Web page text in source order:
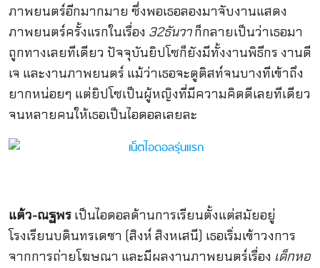
ภาพยนตร์อีกมากมาย ซึ่งพอเธอลองมาจับงานแสดง
ภาพยนตร์ครั้งแรกในเรื่อง 32ธันวาก็กลายเป็นว่าเธอมา
ถูกทางเลยทีเดียว ปัจจุบันยิปโซก็ยังมีทั้งงานพิธีกร งานดี
เจ และงานภาพยนตร์ แม้ว่าเธอจะดูติสท์จนบางทีเข้าถึง
ยากหน่อยๆ แต่ยิปโซเป็นผู้หญิงที่มีความคิดดีเลยทีเดียว
จนหลายคนให้เธอเป็นไอดอลเลยละ
แต้ว-ณฐพรเป็นไอดอลด้านการเรียนตั้งแต่สมัยอยู่
โรงเรียนบดินทรเดชา (สิงห์ สิงหเสนี) เธอเริ่มเข้าวงการ
จากการถ่ายโฆษณา และมีผลงานภาพยนตร์เรื่อง เด็กหอ